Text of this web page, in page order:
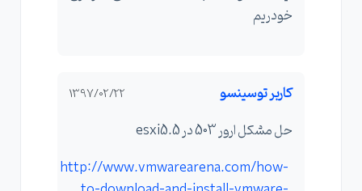
خودریم
کاربر توسینسو 1397/02/22
حل مشکل ارور 503 در esxi5.5
http://www.vmwarearena.com/how-